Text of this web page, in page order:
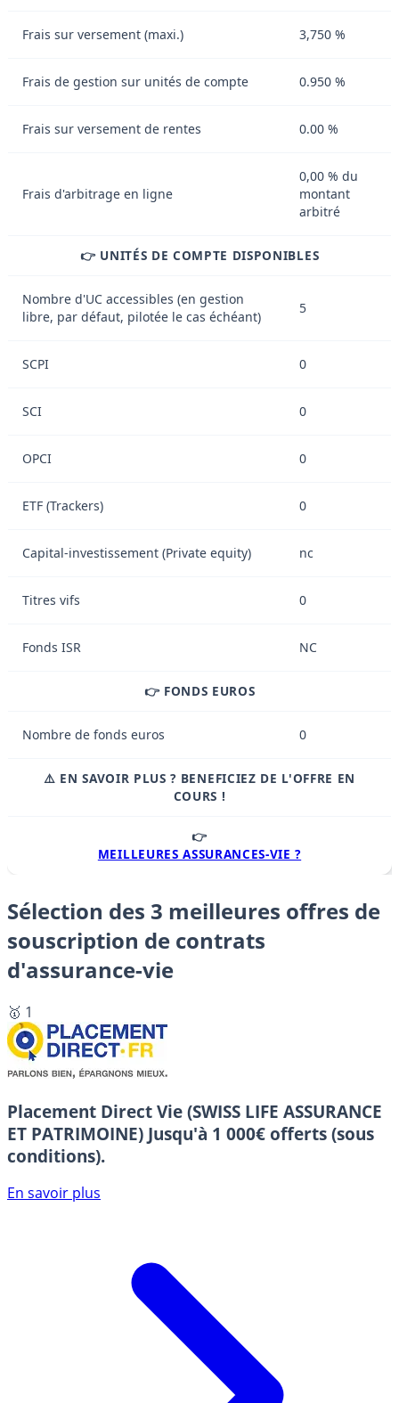
Frais sur versement (maxi.) 3,750 %
Frais de gestion sur unités de compte 0.950 %
Frais sur versement de rentes 0.00 %
Frais d'arbitrage en ligne
0,00 % du
montant
arbitré
👉 UNITÉS DE COMPTE DISPONIBLES
Nombre d'UC accessibles (en gestion
libre, par défaut, pilotée le cas échéant)
5
SCPI 0
SCI 0
OPCI 0
ETF (Trackers) 0
Capital-investissement (Private equity) nc
Titres vifs 0
Fonds ISR NC
👉 FONDS EUROS
Nombre de fonds euros 0
⚠️ EN SAVOIR PLUS ? BENEFICIEZ DE L'OFFRE EN
COURS !
👉
MEILLEURES ASSURANCES-VIE ?
Sélection des 3 meilleures offres de
souscription de contrats
d'assurance-vie
🥇 1
Placement Direct Vie (SWISS LIFE ASSURANCE
ET PATRIMOINE) Jusqu'à 1 000€ offerts (sous
conditions).
En savoir plus